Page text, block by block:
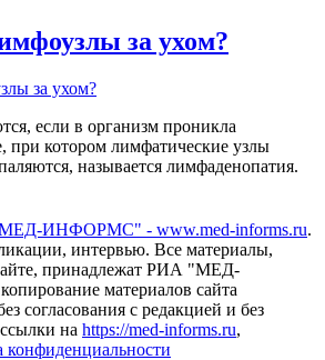
за ухом?
если в организм проникла
при котором лимфатические узлы
называется лимфаденопатия.
ИНФОРМС" - www.med-informs.ru.
интервью. Все материалы,
принадлежат РИА "МЕД-
материалов сайта
согласования с редакцией и без
на https://med-informs.ru,
конфиденциальности